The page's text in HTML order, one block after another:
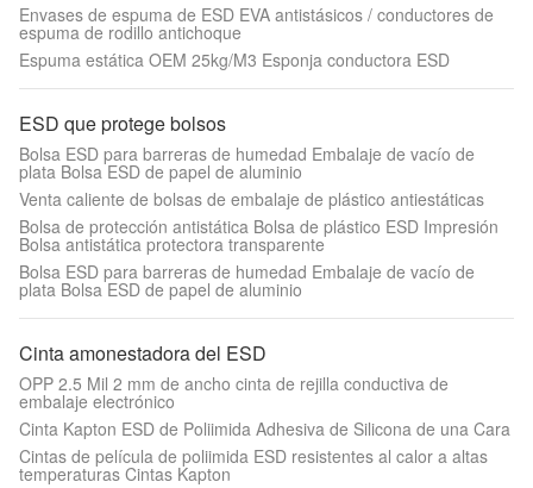
Envases de espuma de ESD EVA antistásicos / conductores de
espuma de rodillo antichoque
Espuma estática OEM 25kg/M3 Esponja conductora ESD
ESD que protege bolsos
Bolsa ESD para barreras de humedad Embalaje de vacío de
plata Bolsa ESD de papel de aluminio
Venta caliente de bolsas de embalaje de plástico antiestáticas
Bolsa de protección antistática Bolsa de plástico ESD Impresión
Bolsa antistática protectora transparente
Bolsa ESD para barreras de humedad Embalaje de vacío de
plata Bolsa ESD de papel de aluminio
Cinta amonestadora del ESD
OPP 2.5 Mil 2 mm de ancho cinta de rejilla conductiva de
embalaje electrónico
Cinta Kapton ESD de Poliimida Adhesiva de Silicona de una Cara
Cintas de película de poliimida ESD resistentes al calor a altas
temperaturas Cintas Kapton